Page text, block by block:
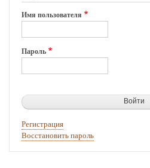
Татищева.
Имя пользователя
Пароль
Регистрация
Восстановить пароль